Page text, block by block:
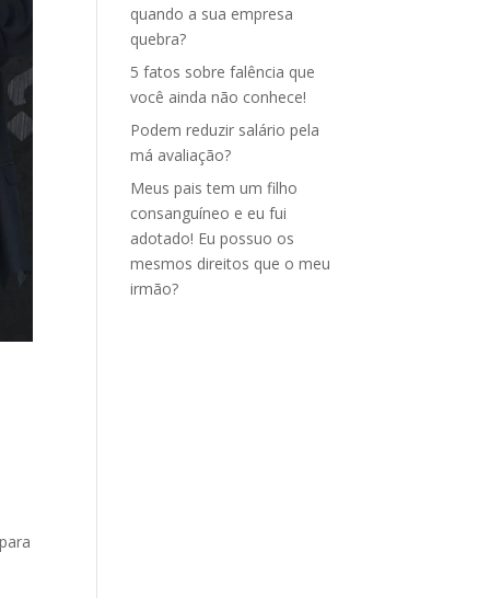
quando a sua empresa
quebra?
5 fatos sobre falência que
você ainda não conhece!
Podem reduzir salário pela
má avaliação?
Meus pais tem um filho
consanguíneo e eu fui
adotado! Eu possuo os
mesmos direitos que o meu
irmão?